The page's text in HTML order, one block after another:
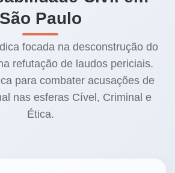
São Paulo
focada na desconstrução do
refutação de laudos periciais.
para combater acusações de
nas esferas Cível, Criminal e
Ética.